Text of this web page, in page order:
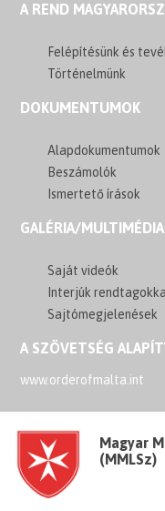
A REND
Felépítésünk és
Történelmünk
DOKUMENTUMOK
Alapdokumentumok
Beszámolók
Ismertető írások
GALÉRIA/MULTIMÉDIA
Saját videók
Interjúk
Sajtómegjelenések
A SZÖVETSÉG
www.orderofmalta.int
Magyar
(MMLSz)